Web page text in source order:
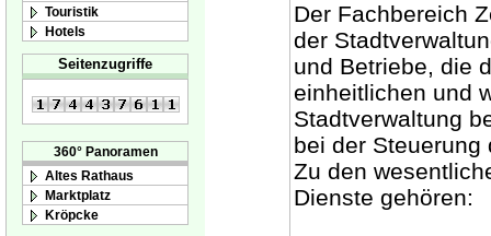
Touristik
Hotels
Seitenzugriffe
360° Panoramen
Altes Rathaus
Marktplatz
Kröpcke
Der Fachbereich
der
und Betriebe, die
einheitlichen und
Stadtverwaltung
bei der Steuerung
Zu den
Dienste gehören: